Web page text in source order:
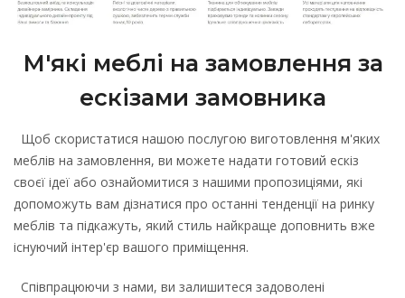
М'які меблі на замовлення за
ескізами замовника
Щоб скористатися нашою послугою виготовлення м'яких
меблів на замовлення, ви можете надати готовий ескіз
своєї ідеї або ознайомитися з нашими пропозиціями, які
допоможуть вам дізнатися про останні тенденції на ринку
меблів та підкажуть, який стиль найкраще доповнить вже
існуючий інтер'єр вашого приміщення.
Співпрацюючи з нами, ви залишитеся задоволені